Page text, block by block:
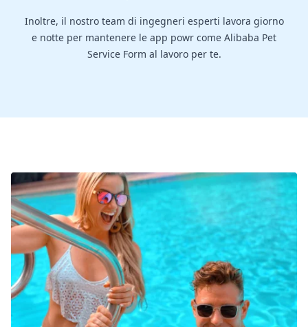
Inoltre, il nostro team di ingegneri esperti lavora giorno
e notte per mantenere le app powr come Alibaba Pet
Service Form al lavoro per te.